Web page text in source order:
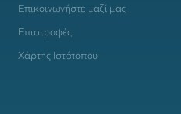
Επικοινωνήστε μαζί μας
Επιστροφές
Χάρτης Ιστότοπου